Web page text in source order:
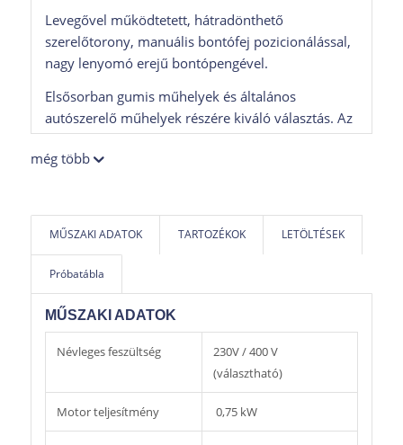
Levegővel működtetett, hátradönthető
szerelőtorony, manuális bontófej pozicionálással,
nagy lenyomó erejű bontópengével.
Elsősorban gumis műhelyek és általános
autószerelő műhelyek részére kiváló választás. Az
alapkonfiguráció tartalmazza a könnyűfém felnik
szereléséhez szükséges műanyag
Opcionálisan a berendezés elérhető
tömlőfúvatóval (FS) szerelt kivitelben is.
A berendezés fel van készítve az alacsony profilú
abroncsok szereléshez szükséges Hellper segédkar
fogadására is.
még több
MŰSZAKI ADATOK TARTOZÉKOK LETÖLTÉSEK
Próbatábla
MŰSZAKI ADATOK
Névleges feszültség
230V / 400 V
(választható)
Motor teljesítmény 0,75 kW